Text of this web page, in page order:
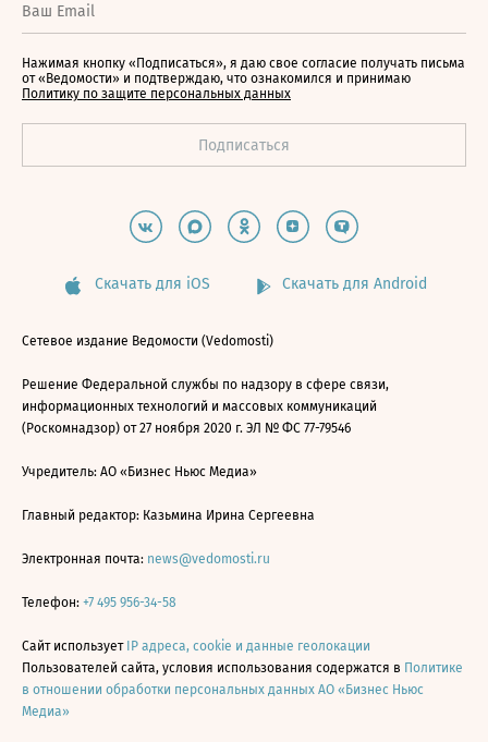
Нажимая кнопку «Подписаться», я даю свое согласие получать письма
от «Ведомости» и подтверждаю, что ознакомился и принимаю
Политику по защите персональных данных
Скачать для iOS Скачать для Android
Сетевое издание Ведомости (Vedomosti)
Решение Федеральной службы по надзору в сфере связи,
информационных технологий и массовых коммуникаций
(Роскомнадзор) от 27 ноября 2020 г. ЭЛ № ФС 77-79546
Учредитель: АО «Бизнес Ньюс Медиа»
Главный редактор: Казьмина Ирина Сергеевна
Электронная почта: news@vedomosti.ru
Телефон: +7 495 956-34-58
Сайт использует IP адреса, cookie и данные геолокации
Пользователей сайта, условия использования содержатся в Политике
в отношении обработки персональных данных АО «Бизнес Ньюс
Медиа»